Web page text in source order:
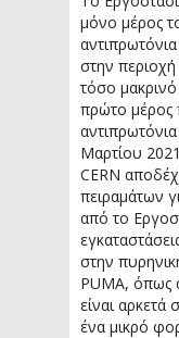
μόνο μέρος
στην
τόσο μακρινό
πρώτο μέρος
Μαρτίου
CERN
πειραμάτων
από το
στην
PUMA, όπως
είναι
ένα μικρό